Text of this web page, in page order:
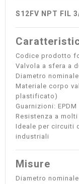
S12FV NPT FIL
Codice prodotto
Valvola a sfera a
Diametro
Materiale corpo
plastificato)
Guarnizioni:
Resistenza a
Ideale per circuiti
industriali
Misure
Diametro